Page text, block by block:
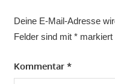
Deine E-Mail-Adresse
Felder sind mit *markiert
Kommentar *